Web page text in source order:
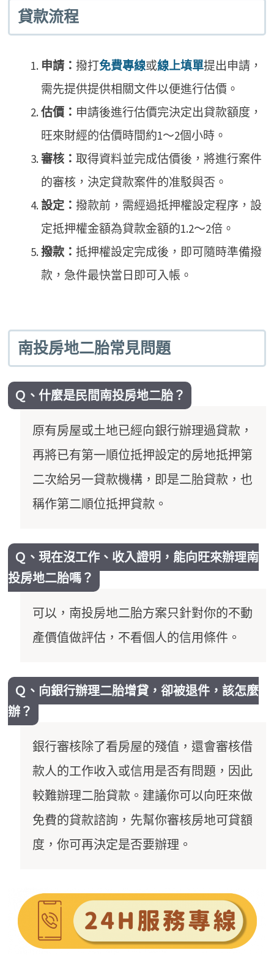
貸款流程
申請： 撥打免費專線或線上填單提出申請，
需先提供提供相關文件以便進行估價。
估價： 申請後進行估價完決定出貸款額度，
旺來財經的估價時間約1～2個小時。
審核：取得資料並完成估價後，將進行案件
的審核，決定貸款案件的准駁與否。
設定： 撥款前，需經過抵押權設定程序，設
定抵押權金額為貸款金額的1.2～2倍。
撥款：抵押權設定完成後，即可隨時準備撥
款，急件最快當日即可入帳。
南投房地二胎常見問題
Ｑ、什麼是民間南投房地二胎？
原有房屋或土地已經向銀行辦理過貸款，
再將已有第一順位抵押設定的房地抵押第
二次給另一貸款機構，即是二胎貸款，也
稱作第二順位抵押貸款。
Ｑ、現在沒工作、收入證明，能向旺來辦理南
投房地二胎嗎？
可以，南投房地二胎方案只針對你的不動
產價值做評估，不看個人的信用條件。
Ｑ、向銀行辦理二胎增貸，卻被退件，該怎麼
辦？
銀行審核除了看房屋的殘值，還會審核借
款人的工作收入或信用是否有問題，因此
較難辦理二胎貸款。建議你可以向旺來做
免費的貸款諮詢，先幫你審核房地可貸額
度，你可再決定是否要辦理。